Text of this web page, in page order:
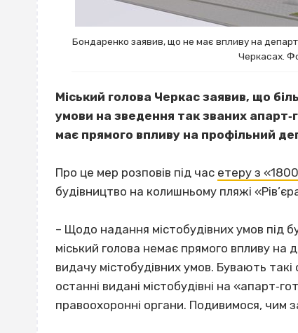
Бондаренко заявив, що не має впливу на
Черкасах.
Міський голова Черкас заявив, що
умови на зведення так званих
має прямого впливу на профільний
Про це мер розповів під час етеру з
будівництво на колишньому пляжі
– Щодо надання містобудівних умов під
міський голова немає прямого впливу на
видачу містобудівних умов. Бувають
останні видані містобудівні на
правоохоронні органи. Подивимося, чим